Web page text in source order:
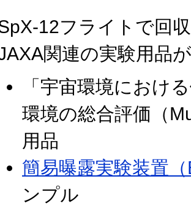
12フライトで回
関連の実験用品
「宇宙環境におけ
環境の総合評価（
用品
簡易曝露実験装置
ンプル